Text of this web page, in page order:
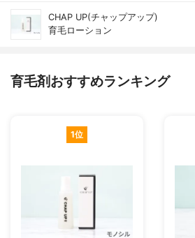
CHAP UP(チャップアップ)
育毛ローション
育毛剤おすすめランキング
1位